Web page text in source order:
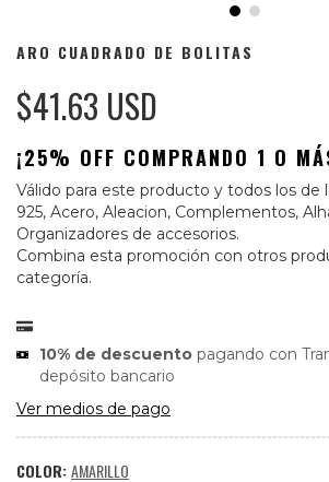
ARO CUADRADO DE BOLITAS
$41.63 USD
¡25% OFF COMPRANDO 1 O
Válido para este producto y todos los de
925, Acero, Aleacion, Complementos,
Organizadores de accesorios.
Combina esta promoción con otros
categoría.
10% de descuento pagando con
depósito bancario
Ver medios de pago
COLOR:AMARILLO